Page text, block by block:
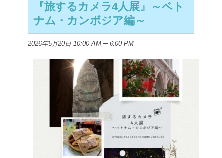
『旅するカメラ4人展』～ベト
ナム・カンボジア編～
2026年5月20日 10:00 AM – 6:00 PM